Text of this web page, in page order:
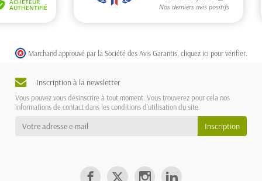
Marchand approuvé par la Société des Avis Garantis, cliquez ici pour vérifier
Inscription à la newsletter
Vous pouvez vous désinscrire à tout moment. Vous trouverez pour cela nos
informations de contact dans les conditions d'utilisation du site.